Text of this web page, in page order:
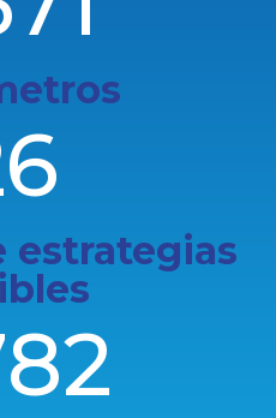
estrategias